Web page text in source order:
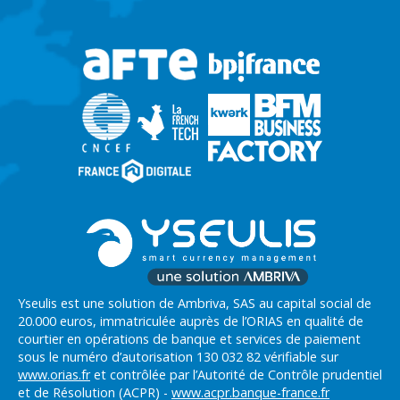
Yseulis est une solution de Ambriva, SAS au capital social de
20.000 euros, immatriculée auprès de l’ORIAS en qualité de
courtier en opérations de banque et services de paiement
sous le numéro d’autorisation 130 032 82 vérifiable sur
www.orias.fret contrôlée par l’Autorité de Contrôle prudentiel
et de Résolution (ACPR) - www.acpr.banque-france.fr